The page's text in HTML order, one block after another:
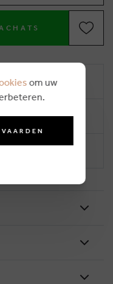
jours ouvrables)
om uw